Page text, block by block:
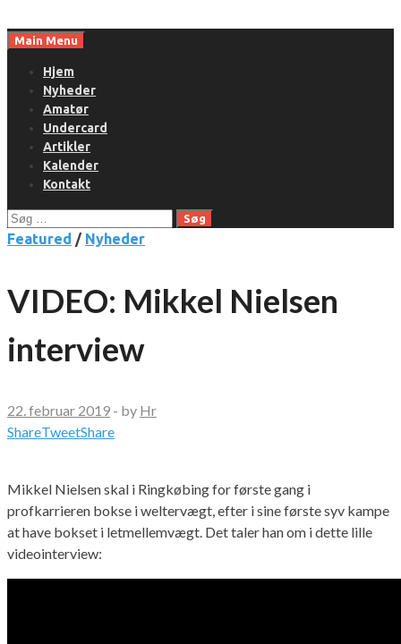
toMain Menu
Hjem
Nyheder
Amatør
Undercard
Artikler
Kalender
Kontakt
Søg
efter:
Featured / Nyheder
VIDEO: Mikkel Nielsen
interview
22. februar 2019 - by Hr
ShareTweetShare
Mikkel Nielsen skal i Ringkøbing for første gang i
profkarrieren bokse i weltervægt, efter i sine første syv kampe
at have bokset i letmellemvægt. Det taler han om i dette lille
videointerview: